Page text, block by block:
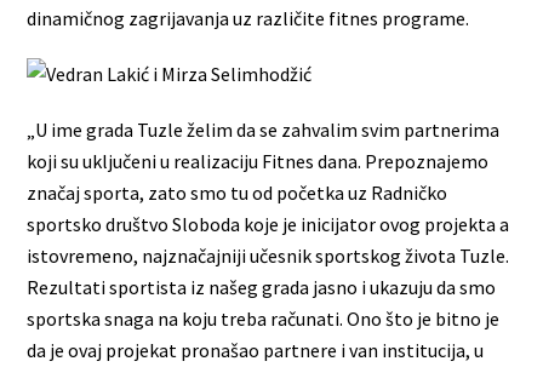
dinamičnog zagrijavanja uz različite fitnes programe.
„U ime grada Tuzle želim da se zahvalim svim partnerima
koji su uključeni u realizaciju Fitnes dana. Prepoznajemo
značaj sporta, zato smo tu od početka uz Radničko
sportsko društvo Sloboda koje je inicijator ovog projekta a
istovremeno, najznačajniji učesnik sportskog života Tuzle.
Rezultati sportista iz našeg grada jasno i ukazuju da smo
sportska snaga na koju treba računati. Ono što je bitno je
da je ovaj projekat pronašao partnere i van institucija, u